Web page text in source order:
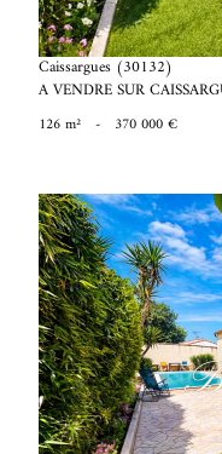
Caissargues (30132)
A VENDRE SUR
126 m² - 370 000 €